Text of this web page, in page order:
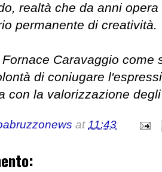
realtà che da anni
permanente di creatività.
Caravaggio come
di coniugare
con la valorizzazione
at11:43